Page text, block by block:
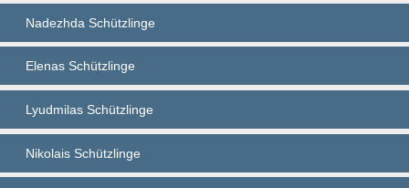
Nadezhda Schützlinge
Elenas Schützlinge
Lyudmilas Schützlinge
Nikolais Schützlinge